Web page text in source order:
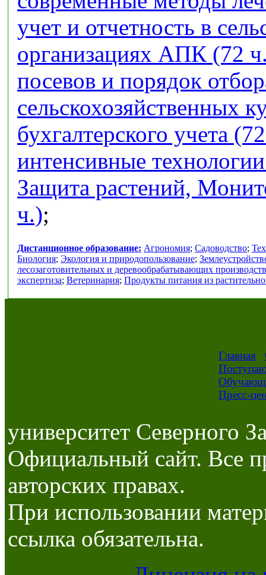
учет и отчетность в
организациях АПК (72
посевов и порядок
сельскохозяйственных
бухгалтерского учета
интенсивные
Защита растений,
ч.);
Дистанционное образование: Агрономия; Садоводство;
Биология; Экология и природопользование;
лесозаготовительных и деревообрабатывающих производств
экспертиза; Ветеринария; Продукты питания из
Главная
Пресс-
университет Северного
Официальный сайт. Все
авторских правах.
При использовании
ссылка обязательна.